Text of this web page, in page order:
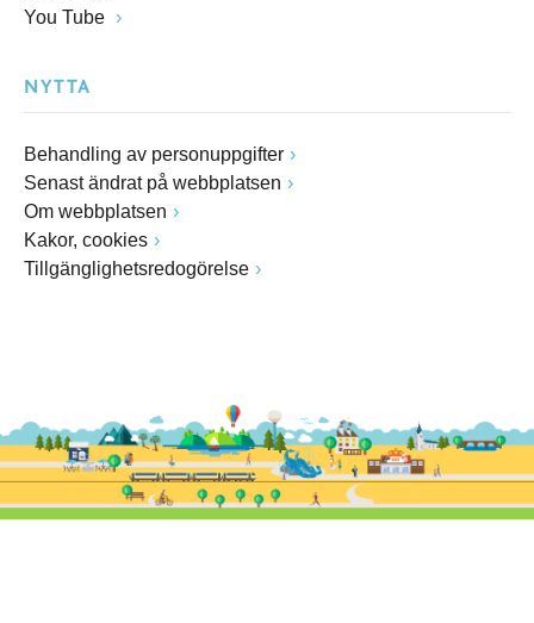
You Tube
NYTTA
Behandling av personuppgifter
Senast ändrat på webbplatsen
Om webbplatsen
Kakor, cookies
Tillgänglighetsredogörelse